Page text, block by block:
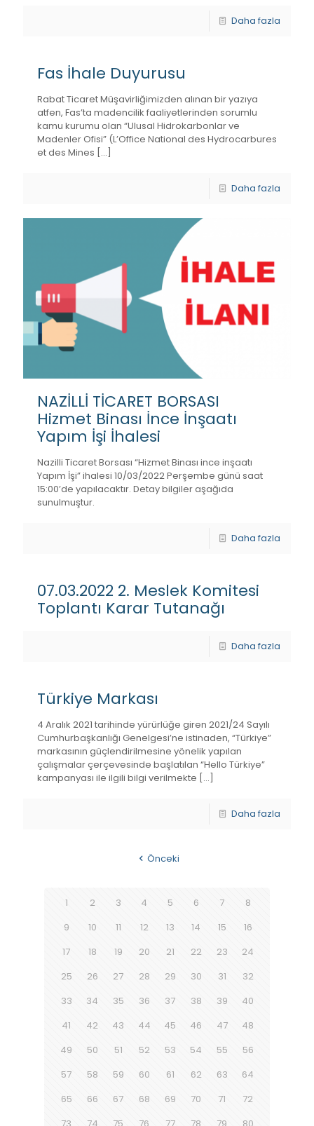
Daha fazla
Fas İhale Duyurusu
Rabat Ticaret Müşavirliğimizden alınan bir yazıya
atfen, Fas’ta madencilik faaliyetlerinden sorumlu
kamu kurumu olan “Ulusal Hidrokarbonlar ve
Madenler Ofisi” (L’Office National des Hydrocarbures
et des Mines […]
Daha fazla
NAZİLLİ TİCARET BORSASI
Hizmet Binası İnce İnşaatı
Yapım İşi İhalesi
Nazilli Ticaret Borsası “Hizmet Binası ince inşaatı
Yapım İşi” ihalesi 10/03/2022 Perşembe günü saat
15:00’de yapılacaktır. Detay bilgiler aşağıda
sunulmuştur.
Daha fazla
07.03.2022 2. Meslek Komitesi
Toplantı Karar Tutanağı
Daha fazla
Türkiye Markası
4 Aralık 2021 tarihinde yürürlüğe giren 2021/24 Sayılı
Cumhurbaşkanlığı Genelgesi’ne istinaden, “Türkiye”
markasının güçlendirilmesine yönelik yapılan
çalışmalar çerçevesinde başlatılan “Hello Türkiye”
kampanyası ile ilgili bilgi verilmekte […]
Daha fazla
Önceki
1 2 3 4 5 6 7
8
9
10 11 12 13 14 15
16
17
18 19 20 21 22 23
24
25
26 27 28 29 30 31
32
33
34 35 36 37 38 39
40
41
42 43 44 45 46 47
48
49
50 51 52 53 54 55
56
57
58 59 60 61 62 63
64
65
66 67 68 69 70 71
72